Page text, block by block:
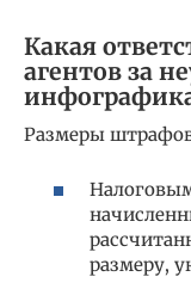
Какая
агентов за
Размеры
размеру,